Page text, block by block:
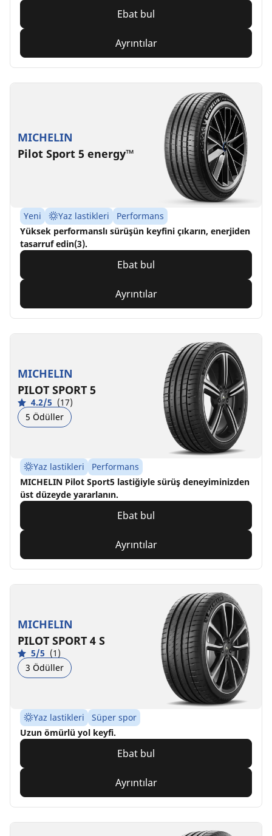
Ebat bul
Ayrıntılar
MICHELIN
Pilot Sport 5 energy™
Yeni Yaz lastikleri
Performans
Yüksek performanslı sürüşün keyfini çıkarın, enerjiden
tasarruf edin(3).
Ebat bul
Ayrıntılar
MICHELIN
PILOT SPORT 5
4.2/5 (17)
5 Ödüller
Yaz lastikleri
Performans
MICHELIN Pilot Sport5 lastiğiyle sürüş deneyiminizden
üst düzeyde yararlanın.
Ebat bul
Ayrıntılar
MICHELIN
PILOT SPORT 4 S
5/5 (1)
3 Ödüller
Yaz lastikleri
Süper spor
Uzun ömürlü yol keyfi.
Ebat bul
Ayrıntılar